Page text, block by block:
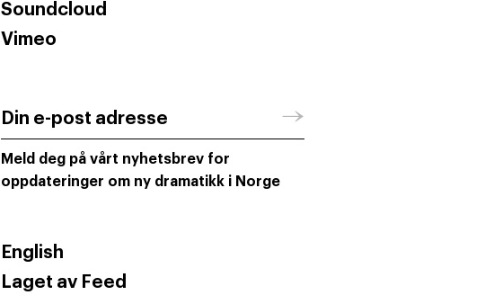
Soundcloud
Vimeo
Din e-post adresse →
Meld deg på vårt nyhetsbrev for
oppdateringer om ny dramatikk i Norge
English
Laget av Feed